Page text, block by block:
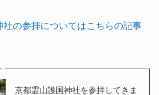
社の参拝についてはこちらの記事
京都霊山護国神社を参拝してきま